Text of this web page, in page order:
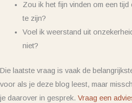
Zou ik het fijn vinden om een
te zijn?
Voel ik weerstand uit
niet?
Die laatste vraag is vaak de
voor als je deze blog leest, maar
je daarover in gesprek. Vraag een